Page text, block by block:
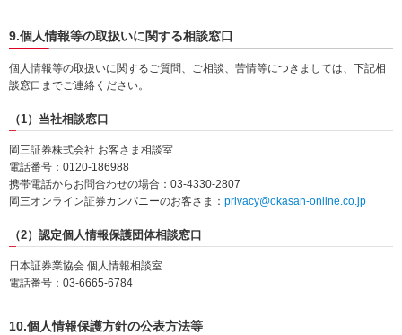
9.個人情報等の取扱いに関する相談窓口
個人情報等の取扱いに関するご質問、ご相談、苦情等につきましては、下記相
談窓口までご連絡ください。
（1）当社相談窓口
岡三証券株式会社 お客さま相談室
電話番号：0120-186988
携帯電話からお問合わせの場合：03-4330-2807
岡三オンライン証券カンパニーのお客さま： privacy@okasan-online.co.jp
（2）認定個人情報保護団体相談窓口
日本証券業協会 個人情報相談室
電話番号：03-6665-6784
10.個人情報保護方針の公表方法等